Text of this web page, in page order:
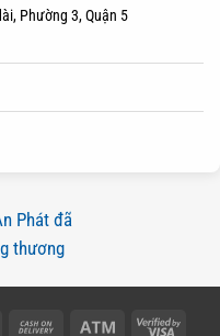
Phường 3, Quận 5
MasterCard Cash Atm